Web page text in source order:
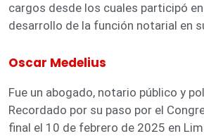
cargos desde los cuales participó
desarrollo de la función notarial en
Oscar Medelius
Fue un abogado, notario público y
Recordado por su paso por el
final el 10 de febrero de 2025 en